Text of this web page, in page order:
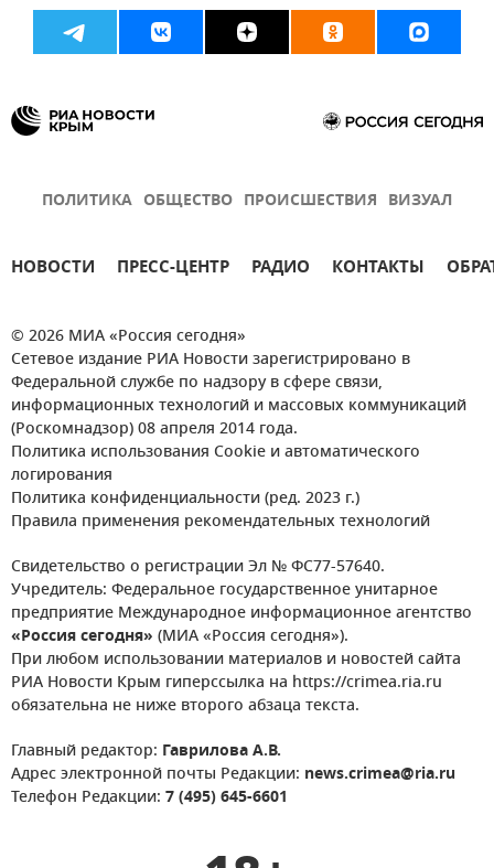
ПОЛИТИКА ОБЩЕСТВО ПРОИСШЕСТВИЯ ВИЗУАЛ
НОВОСТИ ПРЕСС-ЦЕНТР РАДИО КОНТАКТЫ
© 2026 МИА «Россия сегодня»
Сетевое издание РИА Новости зарегистрировано в
Федеральной службе по надзору в сфере связи,
информационных технологий и массовых коммуникаций
(Роскомнадзор) 08 апреля 2014 года.
Политика использования Cookie и автоматического
логирования
Политика конфиденциальности (ред. 2023 г.)
Правила применения рекомендательных технологий
Свидетельство о регистрации Эл № ФС77-57640.
Учредитель: Федеральное государственное унитарное
предприятие Международное информационное агентство
«Россия сегодня» (МИА «Россия сегодня»).
При любом использовании материалов и новостей сайта
РИА Новости Крым гиперссылка на https://crimea.ria.ru
обязательна не ниже второго абзаца текста.
Главный редактор: Гаврилова А.В.
Адрес электронной почты Редакции: news.crimea@ria.ru
Телефон Редакции: 7 (495) 645-6601